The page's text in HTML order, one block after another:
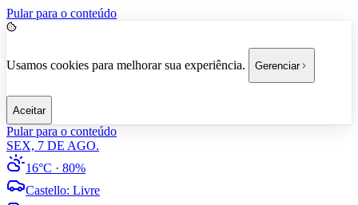
Pular para o conteúdo
Usamos cookies para melhorar sua experiência. Gerenciar
Aceitar
Pular para o conteúdo
SEX, 7 DE AGO.
16°C · 80%
Castello: Livre